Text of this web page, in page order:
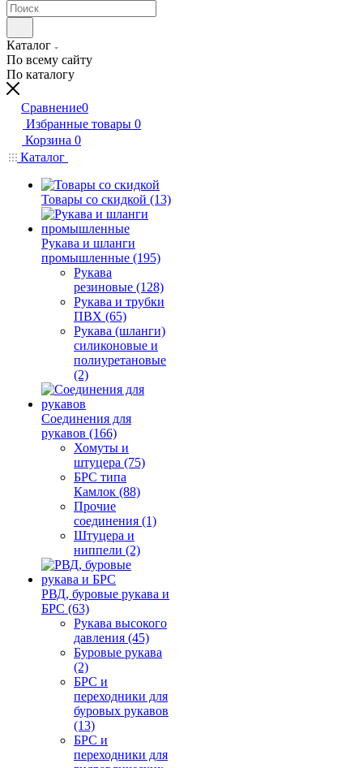
Каталог
По всему сайту
По каталогу
Сравнение0
Избранные товары 0
Корзина 0
Каталог
Товары со скидкой (13)
Рукава и шланги
промышленные (195)
Рукава
резиновые (128)
Рукава и трубки
ПВХ (65)
Рукава (шланги)
силиконовые и
полиуретановые
(2)
Соединения для
рукавов (166)
Хомуты и
штуцера (75)
БРС типа
Камлок (88)
Прочие
соединения (1)
Штуцера и
ниппели (2)
РВД, буровые рукава и
БРС (63)
Рукава высокого
давления (45)
Буровые рукава
(2)
БРС и
переходники для
буровых рукавов
(13)
БРС и
переходники для